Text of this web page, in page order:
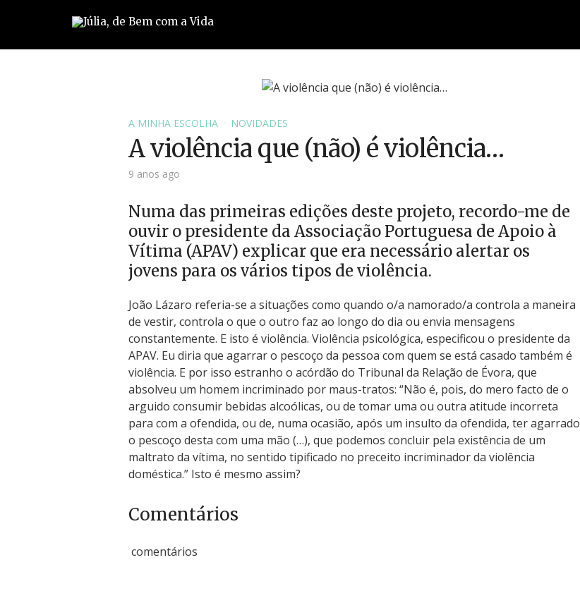
A MINHA ESCOLHA NOVIDADES
A violência que (não) é violência…
9 anos ago
Numa das primeiras edições deste projeto, recordo-me de
ouvir o presidente da Associação Portuguesa de Apoio à
Vítima (APAV) explicar que era necessário alertar os
jovens para os vários tipos de violência.
João Lázaro referia-se a situações como quando o/a namorado/a controla a maneira
de vestir, controla o que o outro faz ao longo do dia ou envia mensagens
constantemente. E isto é violência. Violência psicológica, especificou o presidente da
APAV. Eu diria que agarrar o pescoço da pessoa com quem se está casado também é
violência. E por isso estranho o acórdão do Tribunal da Relação de Évora, que
absolveu um homem incriminado por maus-tratos: “Não é, pois, do mero facto de o
arguido consumir bebidas alcoólicas, ou de tomar uma ou outra atitude incorreta
para com a ofendida, ou de, numa ocasião, após um insulto da ofendida, ter agarrado
o pescoço desta com uma mão (…), que podemos concluir pela existência de um
maltrato da vítima, no sentido tipificado no preceito incriminador da violência
doméstica.” Isto é mesmo assim?
Comentários
comentários